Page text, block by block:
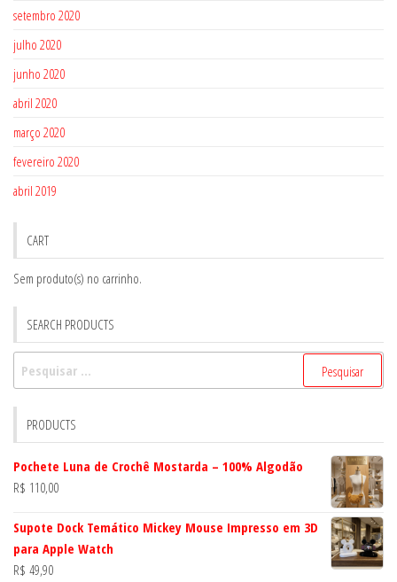
setembro 2020
julho 2020
junho 2020
abril 2020
março 2020
fevereiro 2020
abril 2019
CART
Sem produto(s) no carrinho.
SEARCH PRODUCTS
Pesquisar
por:
PRODUCTS
Pochete Luna de Crochê Mostarda – 100% Algodão
R$ 110,00
Supote Dock Temático Mickey Mouse Impresso em 3D
para Apple Watch
R$ 49,90